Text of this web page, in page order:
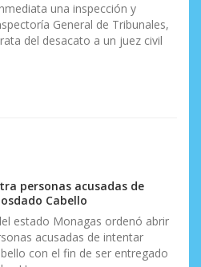
una inspección y
General de Tribunales,
del desacato a un juez civil
personas acusadas de
Cabello
estado Monagas ordenó abrir
acusadas de intentar
con el fin de ser entregado